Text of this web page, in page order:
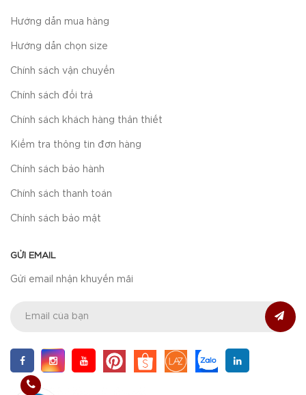
Hướng dẫn mua hàng
Hướng dẫn chọn size
Chính sách vận chuyển
Chính sách đổi trả
Chính sách khách hàng thân thiết
Kiểm tra thông tin đơn hàng
Chính sách bảo hành
Chính sách thanh toán
Chính sách bảo mật
GỬI EMAIL
Gửi email nhận khuyến mãi